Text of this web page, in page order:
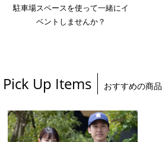
駐車場スペースを使って一緒にイ
ベントしませんか？
Pick Up Items おすすめの商品